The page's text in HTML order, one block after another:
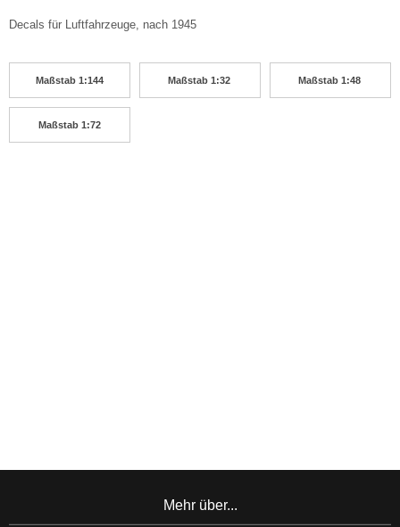
Decals für Luftfahrzeuge, nach 1945
Maßstab 1:144 Maßstab 1:32 Maßstab 1:48
Maßstab 1:72
Mehr über...